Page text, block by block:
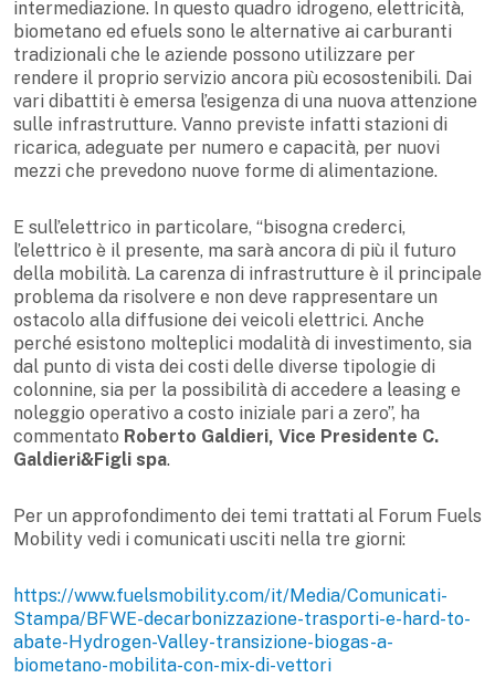
intermediazione. In questo quadro idrogeno, elettricità,
biometano ed efuels sono le alternative ai carburanti
tradizionali che le aziende possono utilizzare per
rendere il proprio servizio ancora più ecosostenibili. Dai
vari dibattiti è emersa l’esigenza di una nuova attenzione
sulle infrastrutture. Vanno previste infatti stazioni di
ricarica, adeguate per numero e capacità, per nuovi
mezzi che prevedono nuove forme di alimentazione.
E sull’elettrico in particolare, “bisogna crederci,
l’elettrico è il presente, ma sarà ancora di più il futuro
della mobilità. La carenza di infrastrutture è il principale
problema da risolvere e non deve rappresentare un
ostacolo alla diffusione dei veicoli elettrici. Anche
perché esistono molteplici modalità di investimento, sia
dal punto di vista dei costi delle diverse tipologie di
colonnine, sia per la possibilità di accedere a leasing e
noleggio operativo a costo iniziale pari a zero”, ha
commentato Roberto Galdieri, Vice Presidente C.
Galdieri&Figli spa.
Per un approfondimento dei temi trattati al Forum Fuels
Mobility vedi i comunicati usciti nella tre giorni:
https://www.fuelsmobility.com/it/Media/Comunicati-
Stampa/BFWE-decarbonizzazione-trasporti-e-hard-to-
abate-Hydrogen-Valley-transizione-biogas-a-
biometano-mobilita-con-mix-di-vettori